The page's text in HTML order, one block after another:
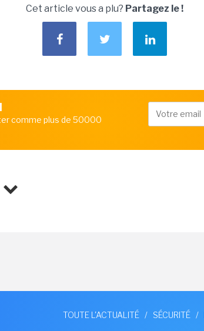
Cet article vous a plu? Partagez le !
comme plus de 50000
TOUTE L'ACTUALITÉ / SÉCURITÉ /